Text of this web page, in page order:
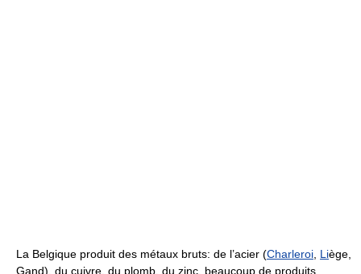
La Belgique produit des métaux bruts: de l’acier (Charleroi, Liège,
Gand), du cuivre, du plomb, du zinc, beaucoup de produits